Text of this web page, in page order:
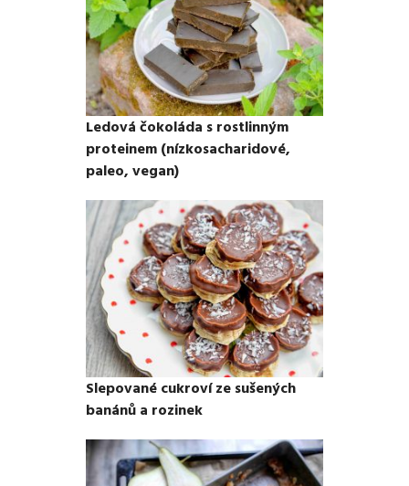
Ledová čokoláda s rostlinným
proteinem (nízkosacharidové,
paleo, vegan)
Slepované cukroví ze sušených
banánů a rozinek